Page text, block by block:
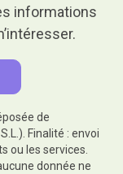
informations
de
Finalité : envoi
ou les services.
donnée ne